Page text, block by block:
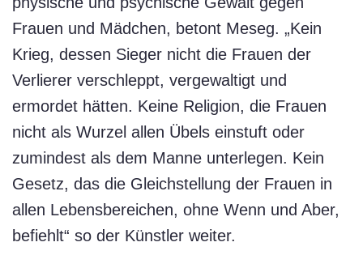
Frauen und Mädchen, betont Meseg. „Kein
Krieg, dessen Sieger nicht die Frauen der
Verlierer verschleppt, vergewaltigt und
ermordet hätten. Keine Religion, die Frauen
nicht als Wurzel allen Übels einstuft oder
zumindest als dem Manne unterlegen. Kein
Gesetz, das die Gleichstellung der Frauen in
allen Lebensbereichen, ohne Wenn und Aber,
befiehlt“ so der Künstler weiter.